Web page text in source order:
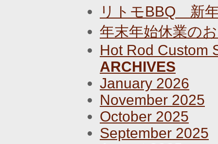
リトモBBQ 新
年末年始休業の
Hot Rod Custom
ARCHIVES
January 2026
November 2025
October 2025
September 2025